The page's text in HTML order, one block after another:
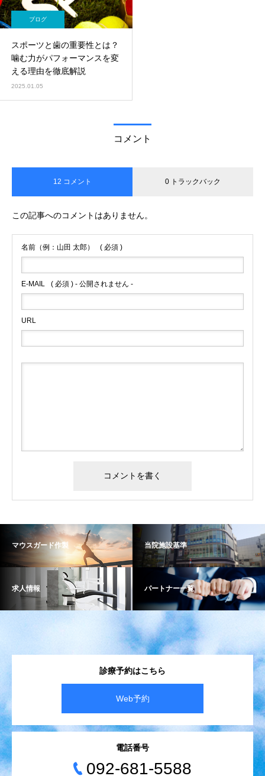
ブログ
スポーツと歯の重要性とは？
噛む力がパフォーマンスを変
える理由を徹底解説
2025.01.05
コメント
12 コメント 0 トラックバック
この記事へのコメントはありません。
名前（例：山田 太郎） ( 必須 )
E-MAIL ( 必須 ) - 公開されません -
URL
マウスガード作製 当院施設基準
求人情報 パートナー一覧
診療予約はこちら
Web予約
電話番号
092-681-5588